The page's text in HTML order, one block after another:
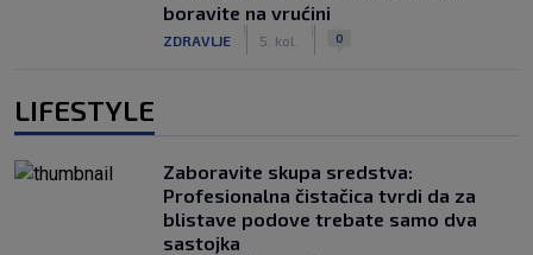
boravite na vrućini
ZDRAVLJE 5. kol. 0
LIFESTYLE
Zaboravite skupa sredstva:
Profesionalna čistačica tvrdi da za
blistave podove trebate samo dva
sastojka